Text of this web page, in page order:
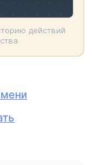
действий